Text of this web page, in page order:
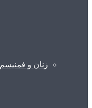
زنان و فمنیسم